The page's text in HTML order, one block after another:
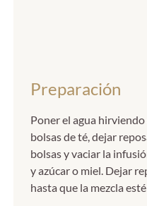
Preparación
Poner el agua
bolsas de té, dejar
bolsas y vaciar la
y azúcar o miel. Dejar
hasta que la mezcla